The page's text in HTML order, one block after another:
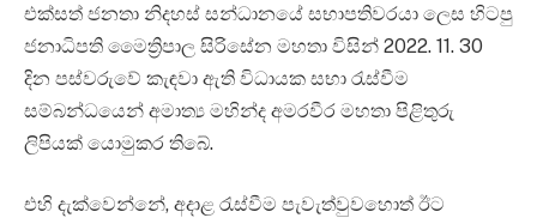
එක්සත් ජනතා නිදහස් සන්ධානයේ සභාපතිවරයා ලෙස හිටපු
ජනාධිපති මෛත්‍රිපාල සිරිසේන මහතා විසින් 2022. 11. 30
දින පස්වරුවේ කැඳවා ඇති විධායක සභා රැස්වීම
සම්බන්ධයෙන් අමාත්‍ය මහින්ද අමරවීර මහතා පිළිතුරු
ලිපියක් යොමුකර තිබේ.
එහි දැක්වෙන්නේ, අදාළ රැස්වීම පැවැත්වුවහොත් ඊට